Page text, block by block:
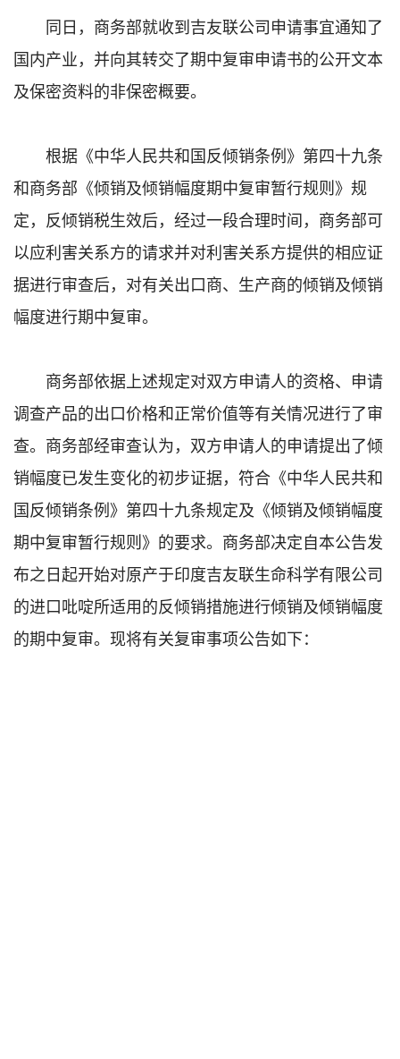
同日，商务部就收到吉友联公司申请事宜通知了
国内产业，并向其转交了期中复审申请书的公开文本
及保密资料的非保密概要。
根据《中华人民共和国反倾销条例》第四十九条
和商务部《倾销及倾销幅度期中复审暂行规则》规
定，反倾销税生效后，经过一段合理时间，商务部可
以应利害关系方的请求并对利害关系方提供的相应证
据进行审查后，对有关出口商、生产商的倾销及倾销
幅度进行期中复审。
商务部依据上述规定对双方申请人的资格、申请
调查产品的出口价格和正常价值等有关情况进行了审
查。商务部经审查认为，双方申请人的申请提出了倾
销幅度已发生变化的初步证据，符合《中华人民共和
国反倾销条例》第四十九条规定及《倾销及倾销幅度
期中复审暂行规则》的要求。商务部决定自本公告发
布之日起开始对原产于印度吉友联生命科学有限公司
的进口吡啶所适用的反倾销措施进行倾销及倾销幅度
的期中复审。现将有关复审事项公告如下：